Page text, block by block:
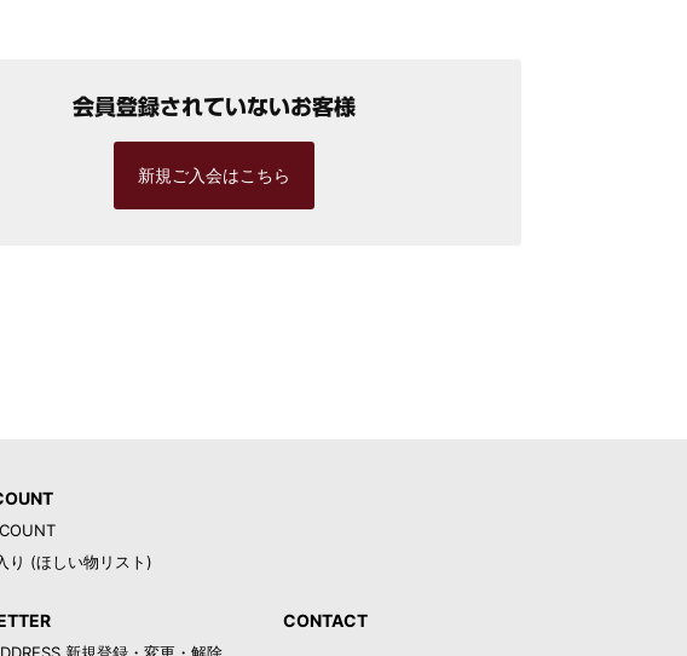
会員登録されていないお客様
新規ご入会はこちら
り (ほしい物リスト)
CONTACT